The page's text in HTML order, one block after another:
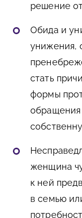
решение
Обида и
унижения,
стать
формы
обращения
женщина
к ней
в семью